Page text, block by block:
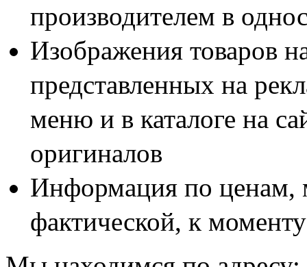
производителем в
Изображения товаров
представленных на
меню и в каталоге на
оригиналов
Информация по ценам,
фактической, к